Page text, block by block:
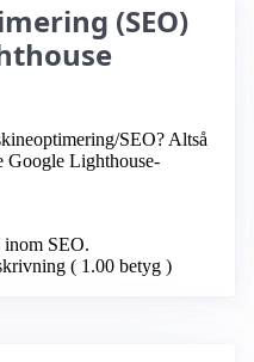
(SEO)
SEO? Altså
Google Lighthouse-
inom SEO.
( 1.00 betyg )